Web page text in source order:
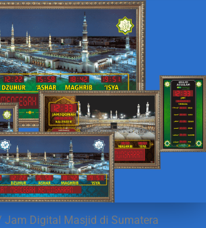
Digital Masjid di Sumatera